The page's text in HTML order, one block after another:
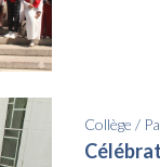
Collège /